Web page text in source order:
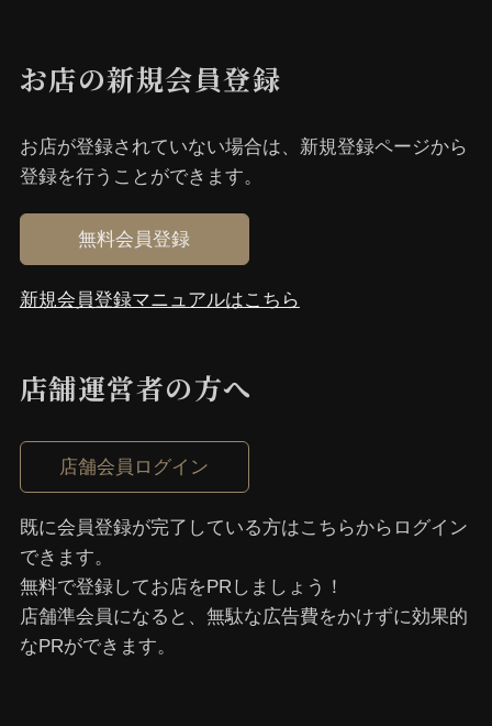
お店の新規会員登録
お店が登録されていない場合は、新規登録ページから
登録を⾏うことができます。
無料会員登録
新規会員登録マニュアルはこちら
店舗運営者の⽅へ
店舗会員ログイン
既に会員登録が完了している⽅はこちらからログイン
できます。
無料で登録してお店をPRしましょう！
店舗準会員になると、無駄な広告費をかけずに効果的
なPRができます。